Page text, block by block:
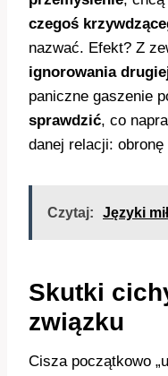
czegoś
nazwać. Efekt? Z
ignorowania
paniczne gaszenie
sprawdzić, co
danej relacji:
Czytaj: Języki
Skutki
związku
Cisza początkowo